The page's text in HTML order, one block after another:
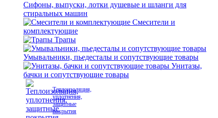
Сифоны, выпуски, лотки душевые и шланги для
стиральных машин
Смесители и
комплектующие
Трапы
Умывальники, пьедесталы и сопутствующие товары
Унитазы,
бачки и сопутствующие товары
Теплоизоляция,
уплотнения,
защитные
покрытия